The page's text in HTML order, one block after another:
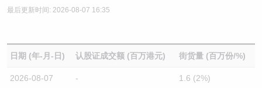
最后更新时间: 2026-08-07 16:35
日期 (年-月-日) 认股证成交额 (百万港元) 街货量 (百万份/%)
2026-08-07 - 1.6 (2%)